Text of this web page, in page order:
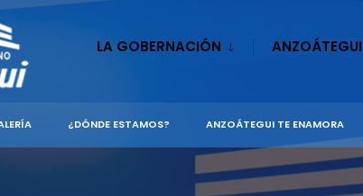
LA GOBERNACIÓN ANZOÁTEGUI
¿DÓNDE ESTAMOS? ANZOÁTEGUI TE ENAMORA